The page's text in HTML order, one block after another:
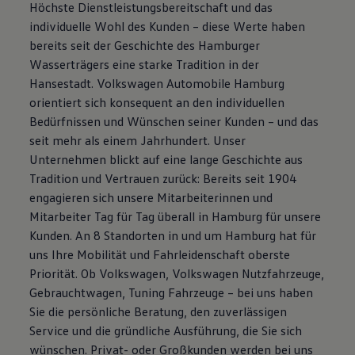
Magazin
Lifestyle
Transport
Familie
Elektromobilität
Volkswagen R
Pannen- und Unfallhilfe
Volkswagen Kundenbetreuung
Höchste Dienstleistungsbereitschaft und das
individuelle Wohl des Kunden – diese Werte haben
bereits seit der Geschichte des Hamburger
Wasserträgers eine starke Tradition in der
Hansestadt. Volkswagen Automobile Hamburg
orientiert sich konsequent an den individuellen
Bedürfnissen und Wünschen seiner Kunden – und das
seit mehr als einem Jahrhundert. Unser
Unternehmen blickt auf eine lange Geschichte aus
Tradition und Vertrauen zurück: Bereits seit 1904
engagieren sich unsere Mitarbeiterinnen und
Mitarbeiter Tag für Tag überall in Hamburg für unsere
Kunden. An 8 Standorten in und um Hamburg hat für
uns Ihre Mobilität und Fahrleidenschaft oberste
Priorität. Ob Volkswagen, Volkswagen Nutzfahrzeuge,
Gebrauchtwagen, Tuning Fahrzeuge – bei uns haben
Sie die persönliche Beratung, den zuverlässigen
Service und die gründliche Ausführung, die Sie sich
wünschen. Privat- oder Großkunden werden bei uns